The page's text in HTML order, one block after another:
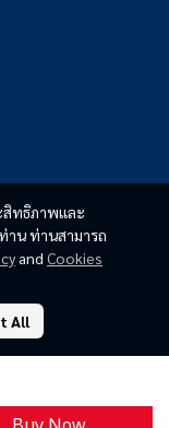
สิทธิภาพและ
าน ท่านสามารถ
and Cookies
All